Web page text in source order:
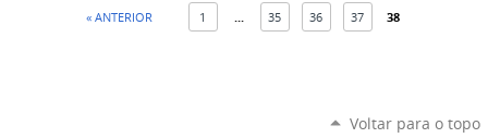
« ANTERIOR 1 ... 35 36 37 38
Voltar para o topo